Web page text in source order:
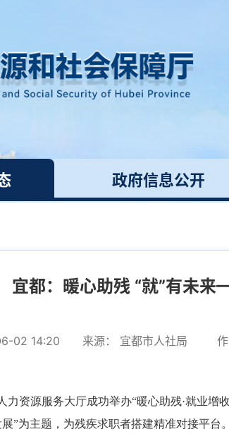
政府信息公开
宜都：暖心助残 “就”有未
02 14:20 来源： 宜都市人社局
力资源服务大厅成功举办“暖心助残·就业
”为主题，为残疾求职者搭建精准对接平台。